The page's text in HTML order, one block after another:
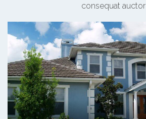
consequat auctor